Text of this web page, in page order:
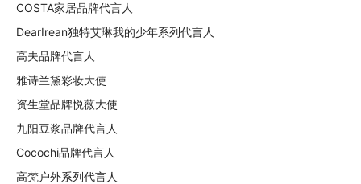
COSTA家居品牌代言人
DearIrean独特艾琳我的少年系列代言人
高夫品牌代言人
雅诗兰黛彩妆大使
资生堂品牌悦薇大使
九阳豆浆品牌代言人
Cocochi品牌代言人
高梵户外系列代言人